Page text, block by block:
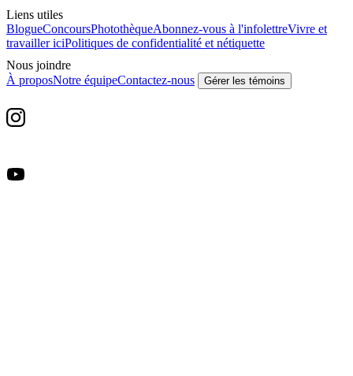
Liens utiles
BlogueConcoursPhotothèqueAbonnez-vous à l'infolettreVivre et
travailler iciPolitiques de confidentialité et nétiquette
Nous joindre
À proposNotre équipeContactez-nous Gérer les témoins